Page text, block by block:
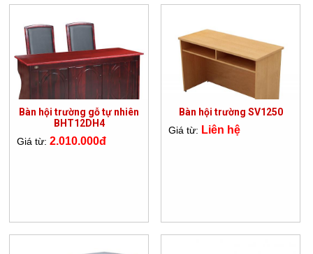
Bàn hội trường gỗ tự nhiên
BHT12DH4
Giá từ:2.010.000đ
Bàn hội trường SV1250
Giá từ: Liên hệ